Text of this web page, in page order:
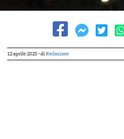
12 aprile 2025- di Redazione